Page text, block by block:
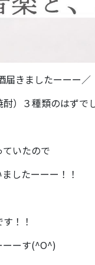
届きましたーーー／
）３種類のはずで
いたので
したーーー！！
！！
ーーす(^O^)